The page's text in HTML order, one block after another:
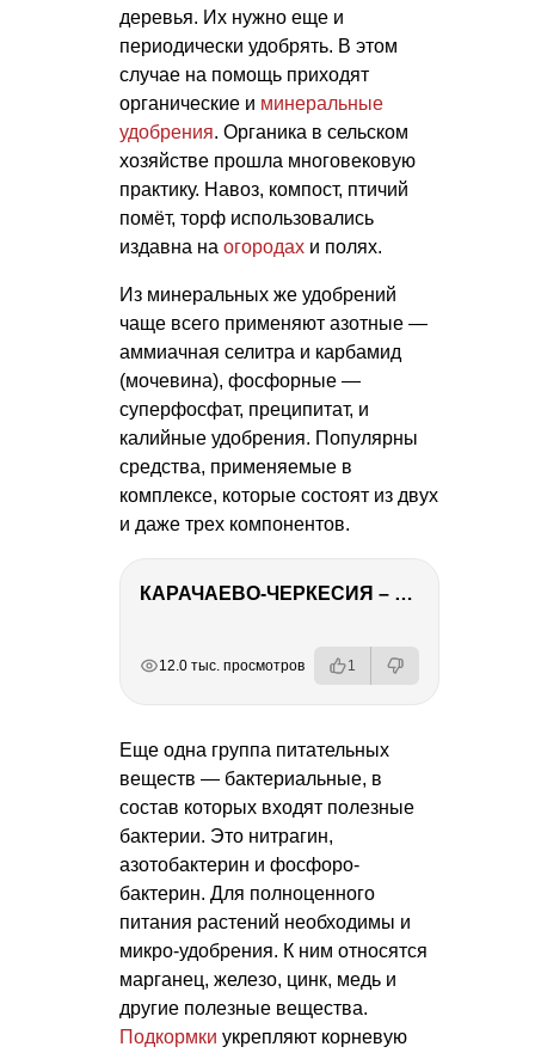
деревья. Их нужно еще и
периодически удобрять. В этом
случае на помощь приходят
органические и минеральные
удобрения. Органика в сельском
хозяйстве прошла многовековую
практику. Навоз, компост, птичий
помёт, торф использовались
издавна на огородах и полях.
Из минеральных же удобрений
чаще всего применяют азотные —
аммиачная селитра и карбамид
(мочевина), фосфорные —
суперфосфат, преципитат, и
калийные удобрения. Популярны
средства, применяемые в
комплексе, которые состоят из двух
и даже трех компонентов.
КАРАЧАЕВО-ЧЕРКЕСИЯ – ПУТЕШЕСТВИЕ НА КАВКАЗ часть 2
12.0 тыс. просмотров 1
Еще одна группа питательных
веществ — бактериальные, в
состав которых входят полезные
бактерии. Это нитрагин,
азотобактерин и фосфоро-
бактерин. Для полноценного
питания растений необходимы и
микро-удобрения. К ним относятся
марганец, железо, цинк, медь и
другие полезные вещества.
Подкормки укрепляют корневую